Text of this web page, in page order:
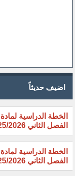
اضيف حديثاً
الخطة الدراسية
الفصل الثاني 2025/2026م
الخطة الدراسية
الفصل الثاني 2025/2026م